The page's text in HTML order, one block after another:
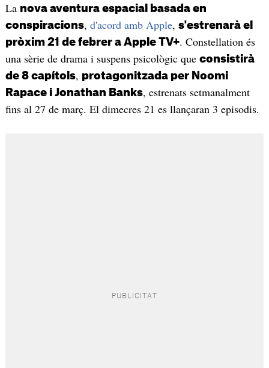
La nova aventura espacial basada en
conspiracions, d'acord amb Apple, s'estrenarà el
pròxim 21 de febrer a Apple TV+. Constellation és
una sèrie de drama i suspens psicològic que consistirà
de 8 capítols, protagonitzada per Noomi
Rapace i Jonathan Banks, estrenats setmanalment
fins al 27 de març. El dimecres 21 es llançaran 3 episodis.